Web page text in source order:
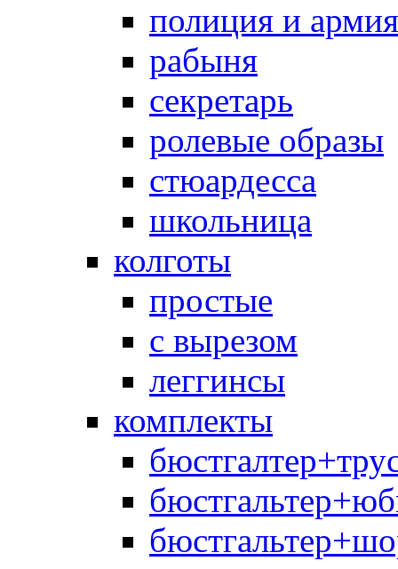
полиция и армия
рабыня
секретарь
ролевые образы
стюардесса
школьница
колготы
простые
с вырезом
леггинсы
комплекты